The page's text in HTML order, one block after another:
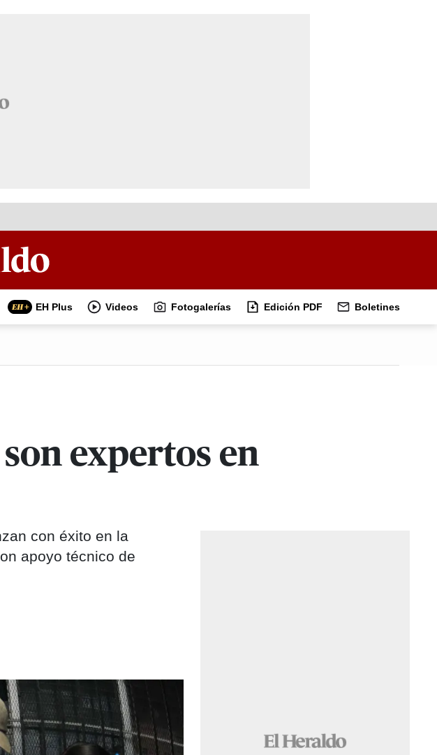
EH Plus Videos Fotogalerías Edición PDF Boletines
expertos en
con éxito en la
apoyo técnico de